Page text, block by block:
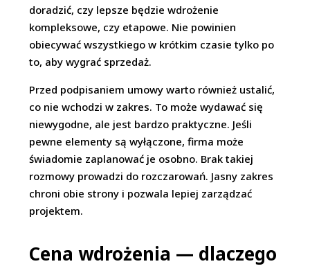
doradzić, czy lepsze będzie wdrożenie
kompleksowe, czy etapowe. Nie powinien
obiecywać wszystkiego w krótkim czasie tylko po
to, aby wygrać sprzedaż.
Przed podpisaniem umowy warto również ustalić,
co nie wchodzi w zakres. To może wydawać się
niewygodne, ale jest bardzo praktyczne. Jeśli
pewne elementy są wyłączone, firma może
świadomie zaplanować je osobno. Brak takiej
rozmowy prowadzi do rozczarowań. Jasny zakres
chroni obie strony i pozwala lepiej zarządzać
projektem.
Cena wdrożenia — dlaczego